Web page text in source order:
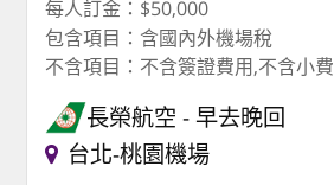
每人訂金：$50,000
包含項目：含國內外機場稅
不含項目：不含簽證費用,不含小費
長榮航空
早去晚回
台北-桃園機場